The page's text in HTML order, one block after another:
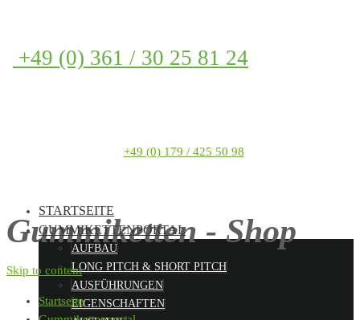
+49 (0) 361 / 30 25 81 24
+49 (0) 179 / 425 50 98
Gummiketten - Shop
STARTSEITE
GUMMIKETTENPORTAL
AUFBAU
LONG PITCH & SHORT PITCH
AUSFÜHRUNGEN
EIGENSCHAFTEN
Skip to content
Startseite